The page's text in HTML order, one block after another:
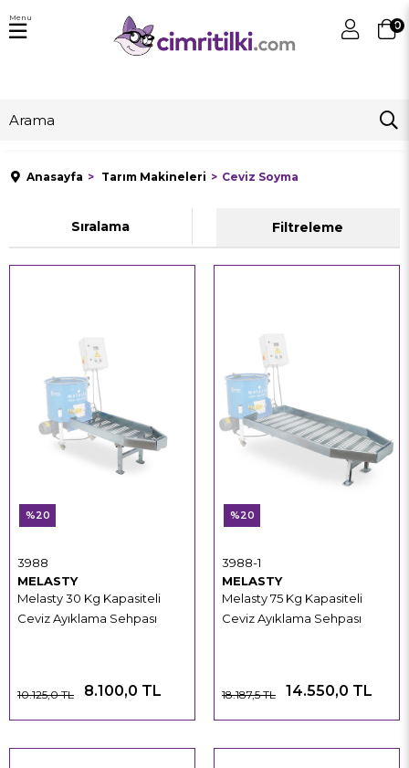
0
Menu
Anasayfa Tarım Makineleri Ceviz Soyma
Filtreleme
Sıralama
MELASTY
Melasty 30 Kg Kapasiteli
Ceviz Ayıklama Sehpası
3988
8.100,0 TL
10.125,0 TL
%20
MELASTY
Melasty 75 Kg Kapasiteli
Ceviz Ayıklama Sehpası
3988-1
14.550,0 TL
18.187,5 TL
%20